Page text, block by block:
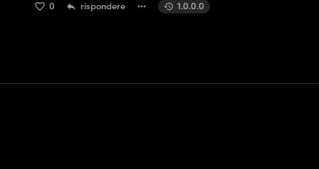
0 rispondere 1.0.0.0